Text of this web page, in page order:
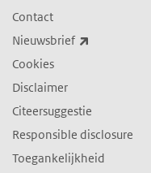
Contact
Nieuwsbrief
Cookies
Disclaimer
Citeersuggestie
Responsible disclosure
Toegankelijkheid